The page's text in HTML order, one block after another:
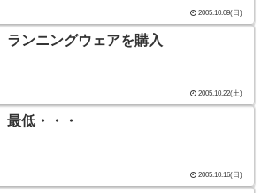
2005.10.09(日)
ランニングウェアを購入
2005.10.22(土)
最低・・・
2005.10.16(日)